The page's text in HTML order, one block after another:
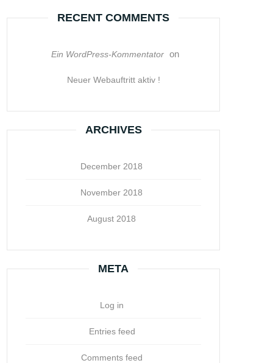
RECENT COMMENTS
Ein WordPress-Kommentator on
Neuer Webauftritt aktiv !
ARCHIVES
December 2018
November 2018
August 2018
META
Log in
Entries feed
Comments feed